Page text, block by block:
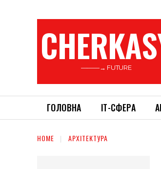
———→ FUTURE
ГОЛОВНА ІТ-СФЕРА
HOME АРХІТЕКТУРА